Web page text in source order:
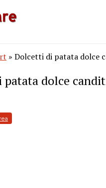
» Dolcetti di patata dolce
dolce